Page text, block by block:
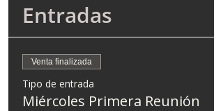
Entradas
Venta finalizada
Tipo de entrada
Miércoles Primera Reunión